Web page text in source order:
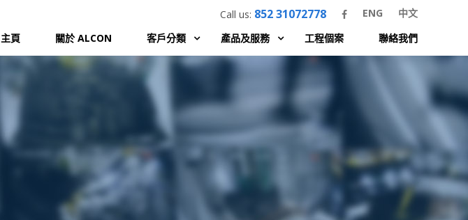
Call us: 852 31072778 ENG
中文
主頁
關於 ALCON 客戶分類 產品及服務 工程個案 聯絡我們